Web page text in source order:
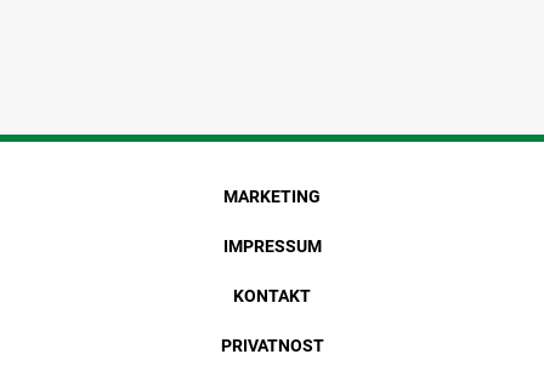
MARKETING
IMPRESSUM
KONTAKT
PRIVATNOST